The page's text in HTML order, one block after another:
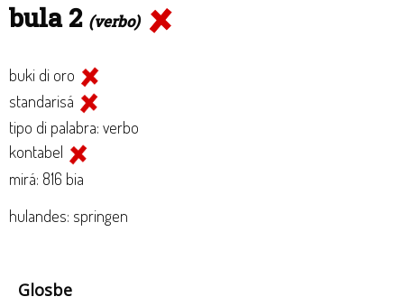
bula 2 (verbo)
buki di oro
standarisá
tipo di palabra: verbo
kontabel
mirá: 816 bia
hulandes: springen
Glosbe